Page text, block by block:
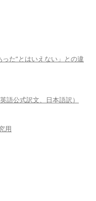
た”とはいえない」との違
公式訳文、日本語訳）
用